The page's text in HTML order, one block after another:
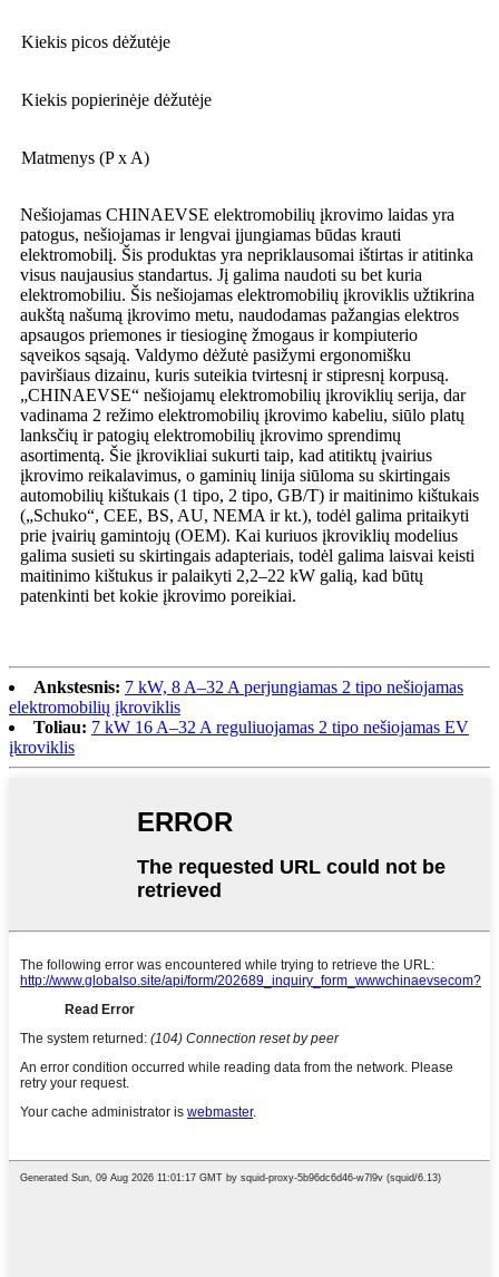
Kiekis picos dėžutėje
Kiekis popierinėje dėžutėje
Matmenys (P x A)
Nešiojamas CHINAEVSE elektromobilių įkrovimo laidas yra
patogus, nešiojamas ir lengvai įjungiamas būdas krauti
elektromobilį. Šis produktas yra nepriklausomai ištirtas ir atitinka
visus naujausius standartus. Jį galima naudoti su bet kuria
elektromobiliu. Šis nešiojamas elektromobilių įkroviklis užtikrina
aukštą našumą įkrovimo metu, naudodamas pažangias elektros
apsaugos priemones ir tiesioginę žmogaus ir kompiuterio
sąveikos sąsają. Valdymo dėžutė pasižymi ergonomišku
paviršiaus dizainu, kuris suteikia tvirtesnį ir stipresnį korpusą.
„CHINAEVSE“ nešiojamų elektromobilių įkroviklių serija, dar
vadinama 2 režimo elektromobilių įkrovimo kabeliu, siūlo platų
lanksčių ir patogių elektromobilių įkrovimo sprendimų
asortimentą. Šie įkrovikliai sukurti taip, kad atitiktų įvairius
įkrovimo reikalavimus, o gaminių linija siūloma su skirtingais
automobilių kištukais (1 tipo, 2 tipo, GB/T) ir maitinimo kištukais
(„Schuko“, CEE, BS, AU, NEMA ir kt.), todėl galima pritaikyti
prie įvairių gamintojų (OEM). Kai kuriuos įkroviklių modelius
galima susieti su skirtingais adapteriais, todėl galima laisvai keisti
maitinimo kištukus ir palaikyti 2,2–22 kW galią, kad būtų
patenkinti bet kokie įkrovimo poreikiai.
Ankstesnis: 7 kW, 8 A–32 A perjungiamas 2 tipo nešiojamas
elektromobilių įkroviklis
Toliau: 7 kW 16 A–32 A reguliuojamas 2 tipo nešiojamas EV
įkroviklis